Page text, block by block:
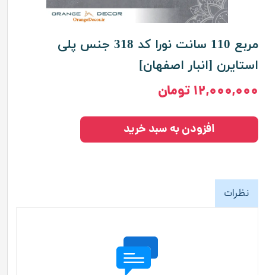
مربع 110 سانت نورا کد 318 جنس پلی
استایرن [انبار اصفهان]
۱۲,۰۰۰,۰۰۰ تومان
افزودن به سبد خرید
نظرات